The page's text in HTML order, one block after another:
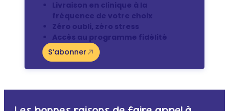
Livraison en clinique à la
fréquence de votre choix
Zéro oubli, zéro stress
Accès au programme fidélité
S’abonner